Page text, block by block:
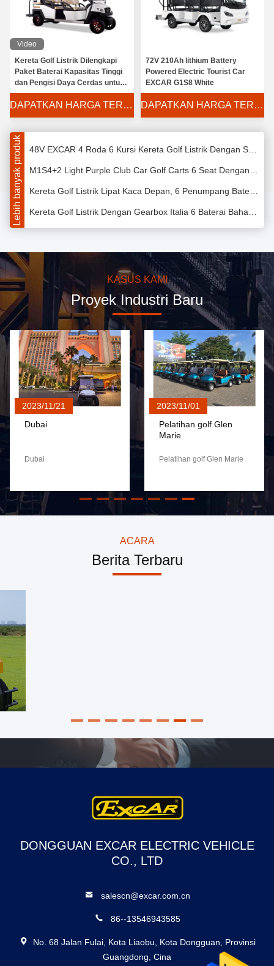
Video
Kereta Golf Listrik Dilengkapi
Paket Baterai Kapasitas Tinggi
dan Pengisi Daya Cerdas untuk
Pasokan Daya dan Pengisian
Ulang Cepat
DAPATKAN HARGA TERBAIK
72V 210Ah lithium Battery
Powered Electric Tourist Car
EXCAR G1S8 White
DAPATKAN HARGA TERBAIK
Lebih banyak produk
EXCAR M1S4+2 4 Roda Kereta Golf Elektrik Transaxle Italia 48 Volt, Menampilkan Pengontrol Curtis dan Baterai Trojan dengan Pengisi Daya Onboard Frekuensi Tinggi untuk Perpanjangan
USA Controlller Electric Powered Golf Carts Trojan Battery Dengan ISO Certificated
48 Voltase Golf Mobil Listrik 350A Controlller 3.7KW USA Motor CE Certificate
Excar Electric Hunting Carts golf cart listrik untuk berburu berburu kereta golf
Excar 2 seats Hunting Carts Dengan Trojan Battery / Curtis Controller
Green Hunting 4 Passenger Golf Cart Dengan Trojan Battery 275A Controller
EXCAR White 14 Seater Electric Sightseeing Bus Dengan Baterai Trojan
Green Powerfull Electric Golf Carts Untuk 6 Person Steel Framework
KASUS KAMI
Proyek Industri Baru
2023/11/21
Dubai
Dubai
2023/11/01
Pelatihan golf Glen
Marie
Pelatihan golf Glen Marie
ACARA
Berita Terbaru
DONGGUAN EXCAR ELECTRIC VEHICLE
CO., LTD
salescn@excar.com.cn
86--13546943585
No. 68 Jalan Fulai, Kota Liaobu, Kota Dongguan, Provinsi
Guangdong, Cina